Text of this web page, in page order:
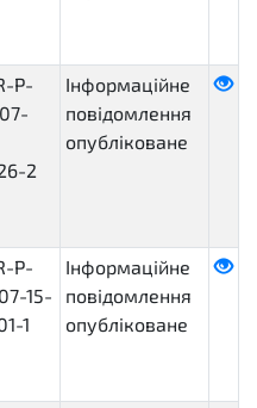
P-
2
Інформаційне
повідомлення
опубліковане
P-
15-
1
Інформаційне
повідомлення
опубліковане